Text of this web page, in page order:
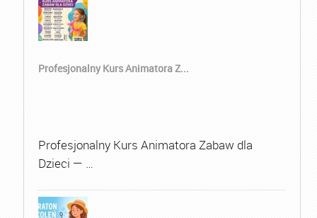
Profesjonalny Kurs Animatora Z...
Profesjonalny Kurs Animatora Zabaw dla
Dzieci — …